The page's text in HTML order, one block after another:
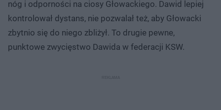
nóg i odporności na ciosy Głowackiego. Dawid lepiej
kontrolował dystans, nie pozwalał też, aby Głowacki
zbytnio się do niego zbliżył. To drugie pewne,
punktowe zwycięstwo Dawida w federacji KSW.